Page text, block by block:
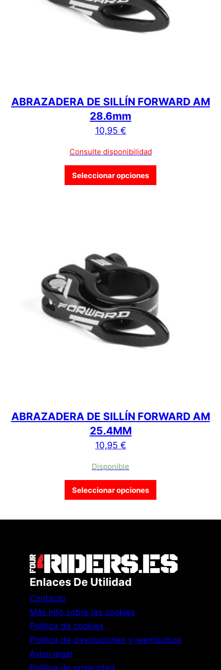
ABRAZADERA DE SILLÍN FORWARD AM
28.6mm
10,95 €
Consulte disponibilidad
Seleccionar opciones
ABRAZADERA DE SILLÍN FORWARD AM
25.4MM
10,95 €
Disponible
Seleccionar opciones
Enlaces De Utilidad
Contacto
Más info sobre las cookies
Política de cookies
Política de devoluciones y reembolsos
Aviso legal
Política de privacidad